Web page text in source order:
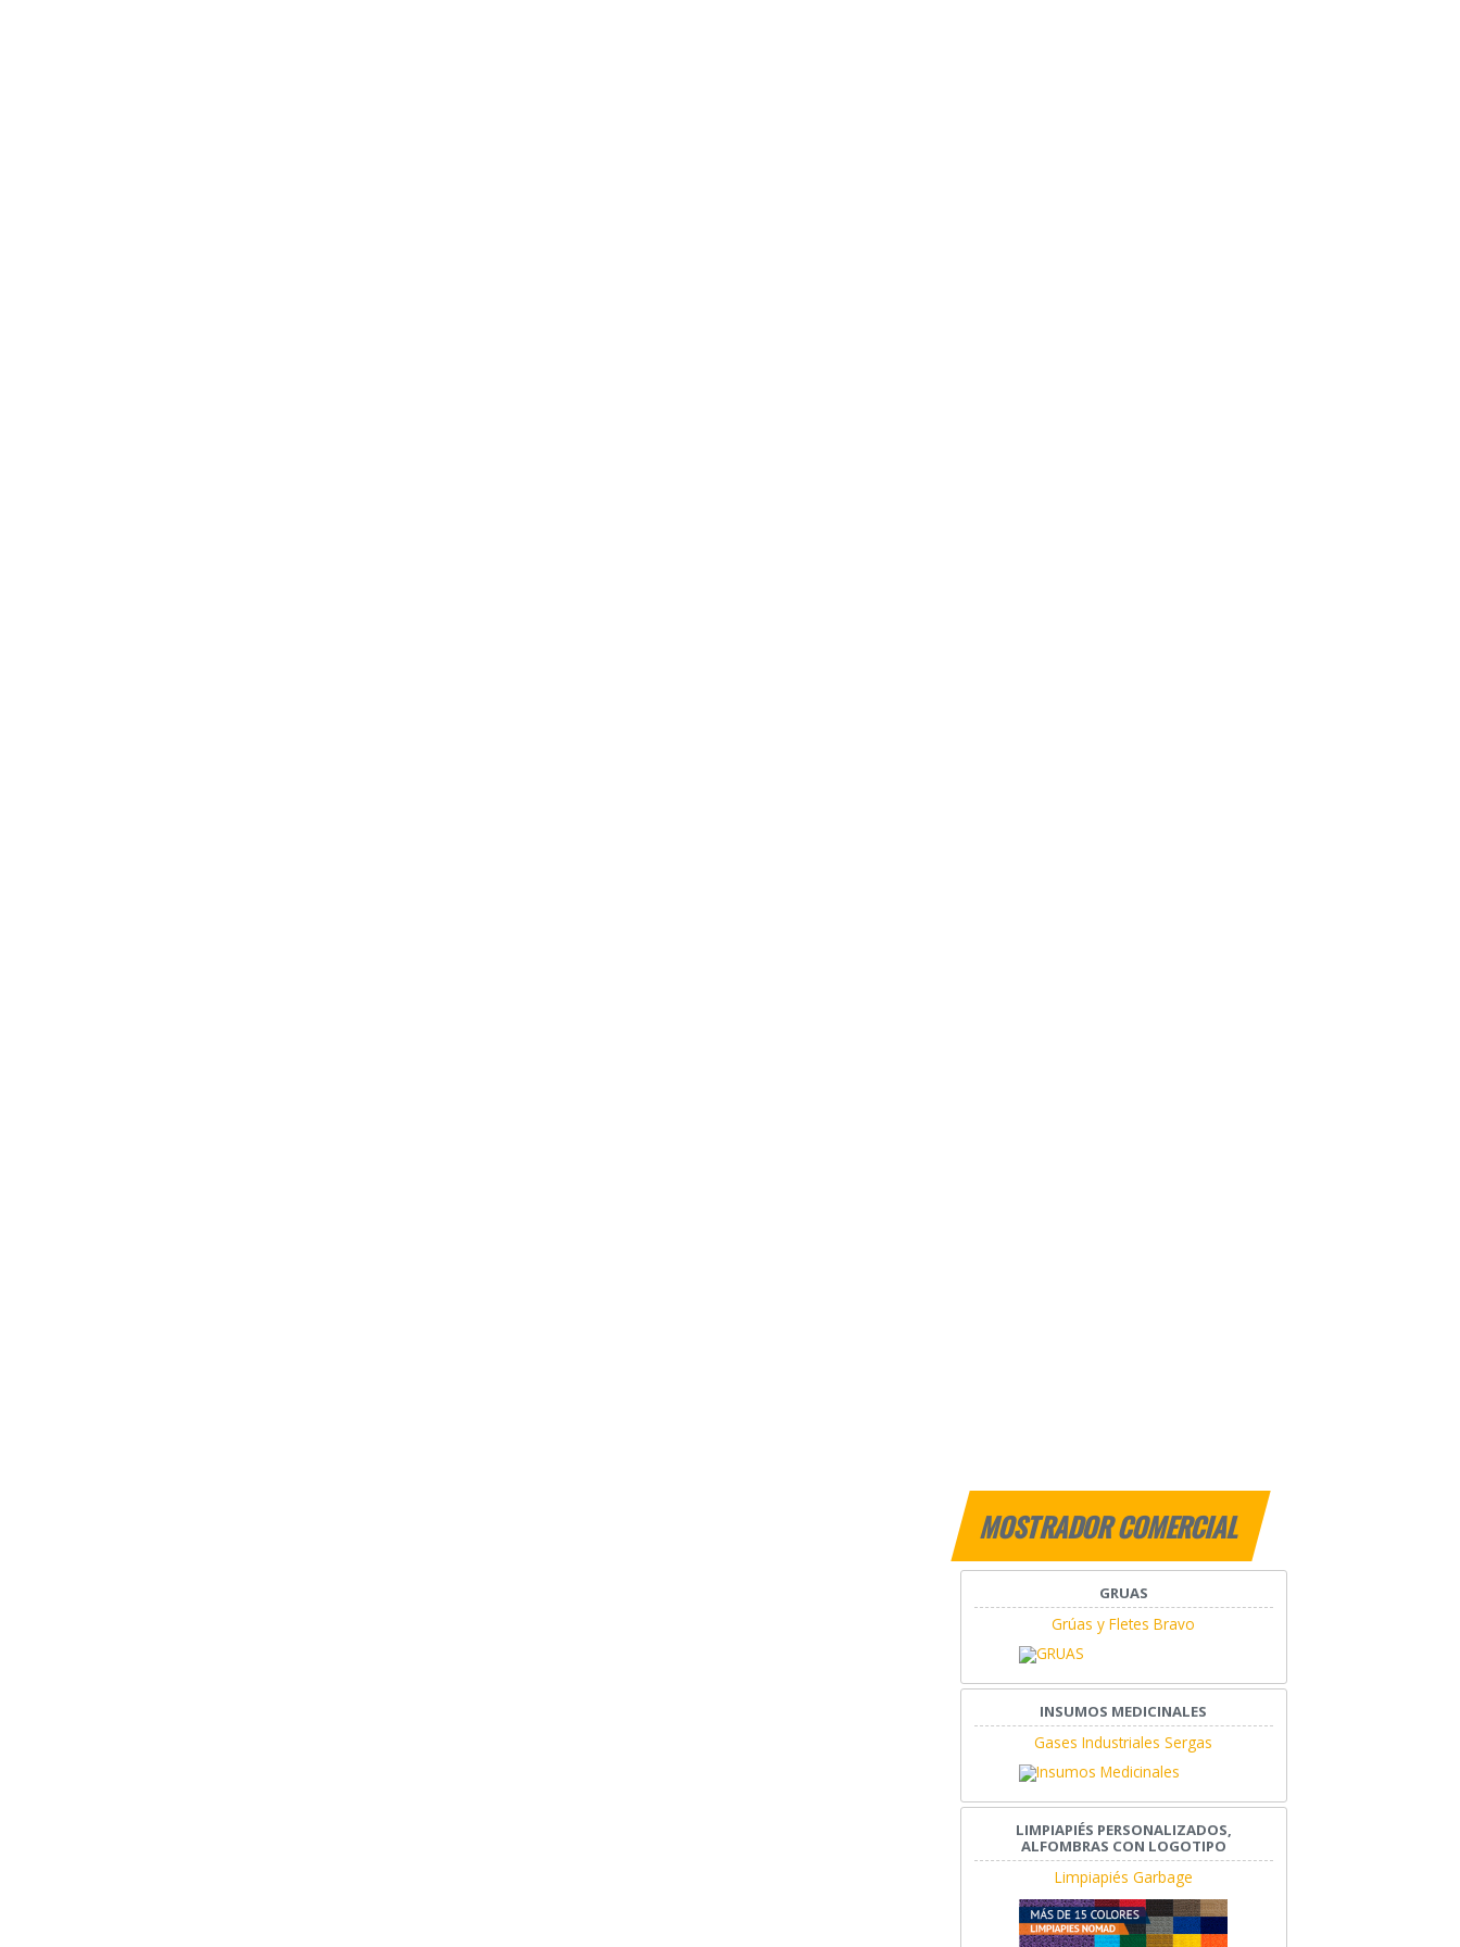
MOSTRADOR COMERCIAL
GRUAS
Grúas y Fletes Bravo
INSUMOS MEDICINALES
Gases Industriales Sergas
LIMPIAPIÉS PERSONALIZADOS,
ALFOMBRAS CON LOGOTIPO
Limpiapiés Garbage